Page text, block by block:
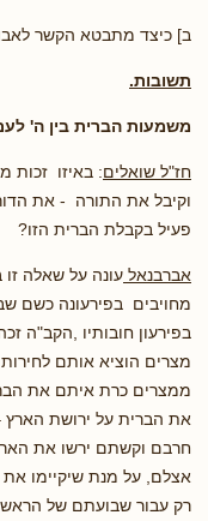
ב] כיצד מתבטא הקשר
תשובות.
משמעות הברית בין ה'
חז"ל שואלים: באיזו זכות
וקיבל את התורה - את
פעיל בקבלת הברית הזו?
אברבנאל עונה על שאלה זו
מחויבים בפירעונה כשם
בפירעון חובותיו ,הקב"ה
מצרים הוציא אותם
ממצרים כרת איתם את
את הברית על ירושת הארץ
חרבם וקשתם ירשו את
אצלם, על מנת שיקיימו
רק עבור שבועתם של